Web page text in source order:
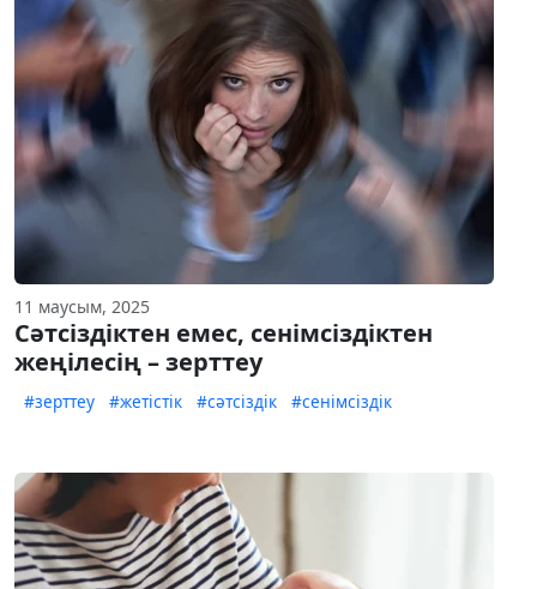
11 маусым, 2025
Сәтсіздіктен емес, сенімсіздіктен
жеңілесің – зерттеу
#зерттеу #жетістік #сәтсіздік #сенімсіздік